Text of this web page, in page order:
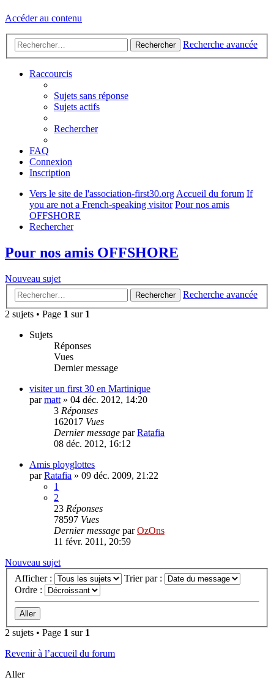
Accéder au contenu
Rechercher Recherche avancée
Raccourcis
Sujets sans réponse
Sujets actifs
Rechercher
FAQ
Connexion
Inscription
Vers le site de l'association-first30.org Accueil du forum If
you are not a French-speaking visitor Pour nos amis
OFFSHORE
Rechercher
Pour nos amis OFFSHORE
Nouveau sujet
Rechercher
Recherche avancée
2 sujets • Page 1 sur 1
Sujets
Réponses
Vues
Dernier message
visiter un first 30 en Martinique
parmatt» 04 déc. 2012, 14:20
3 Réponses
162017 Vues
Dernier message parRatafia
08 déc. 2012, 16:12
Amis ployglottes
parRatafia » 09 déc. 2009, 21:22
1
2
23 Réponses
78597 Vues
Dernier message parOzOns
11 févr. 2011, 20:59
Nouveau sujet
Afficher :
Trier par :
Ordre :
2 sujets • Page 1 sur 1
Revenir à l’accueil du forum
Aller